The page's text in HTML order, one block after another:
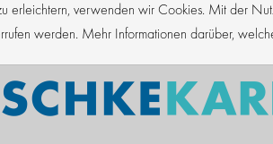
erleichtern, verwenden wir Cookies. Mit der
werden. Mehr Informationen darüber,